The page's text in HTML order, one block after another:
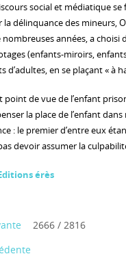
social et médiatique se
délinquance des mineurs,
années, a choisi
(enfants-miroirs,
d’adultes, en se plaçant « à
de vue de l’enfant
la place de l’enfant
: le premier d’entre eux
devoir assumer la
érès
2666 / 2816